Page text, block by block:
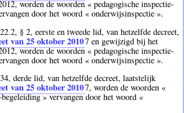
worden de woorden « pedagogische inspectie-
door het woord « onderwijsinspectie ».
§ 2, eerste en tweede lid, van hetzelfde decreet,
van 25 oktober 20107 en gewijzigd bij het
worden de woorden « pedagogische inspectie-
door het woord « onderwijsinspectie ».
derde lid, van hetzelfde decreet, laatstelijk
van 25 oktober 20107, worden de woorden «
» vervangen door het woord «